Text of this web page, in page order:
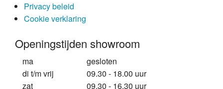
modern
lifestyle
klassiek
Privacy beleid
Cookie verklaring
Openingstijden showroom
ma
di t/m vrij
zat
gesloten
09.30 - 18.00 uur
09.30 - 16.30 uur